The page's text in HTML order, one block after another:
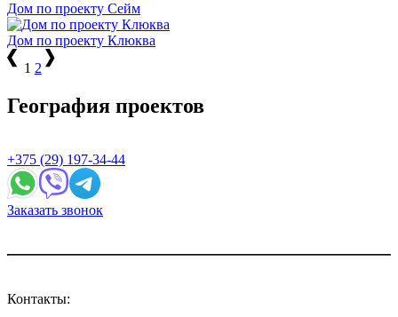
Дом по проекту Сейм
Дом по проекту Клюква
1 2
География проектов
+375 (29) 197-34-44
Заказать звонок
Контакты: